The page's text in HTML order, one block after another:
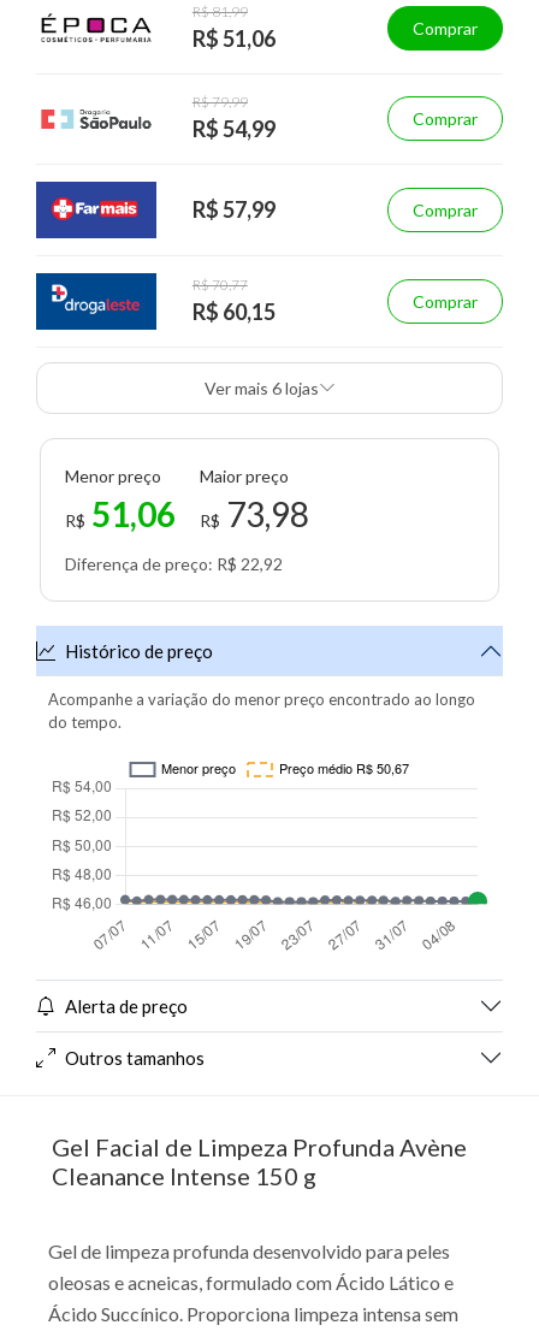
R$ 81,99
R$ 51,06 Comprar
R$ 79,99
R$ 54,99 Comprar
R$ 57,99 Comprar
R$ 70,77
R$ 60,15 Comprar
Ver mais 6 lojas
Menor preço
R$ 51,06
Maior preço
R$ 73,98
Diferença de preço: R$ 22,92
Histórico de preço
Acompanhe a variação do menor preço encontrado ao longo
do tempo.
Alerta de preço
Outros tamanhos
Gel Facial de Limpeza Profunda Avène
Cleanance Intense 150 g
Gel de limpeza profunda desenvolvido para peles
oleosas e acneicas, formulado com Ácido Lático e
Ácido Succínico. Proporciona limpeza intensa sem